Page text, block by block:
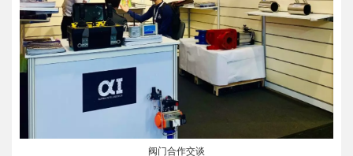
阀门合作交谈